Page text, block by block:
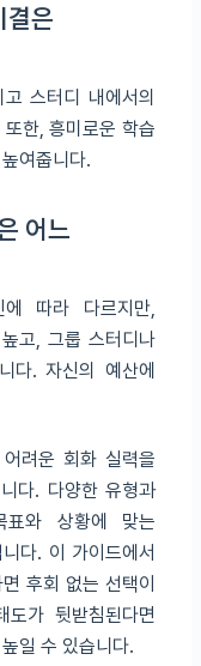
결은
스터디 내에서의
한, 흥미로운 학습
여줍니다.
어느
따라 다르지만,
고, 그룹 스터디나
다. 자신의 예산에
려운 회화 실력을
다. 다양한 유형과
표와 상황에 맞는
다. 이 가이드에서
후회 없는 선택이
가 뒷받침된다면
일 수 있습니다.